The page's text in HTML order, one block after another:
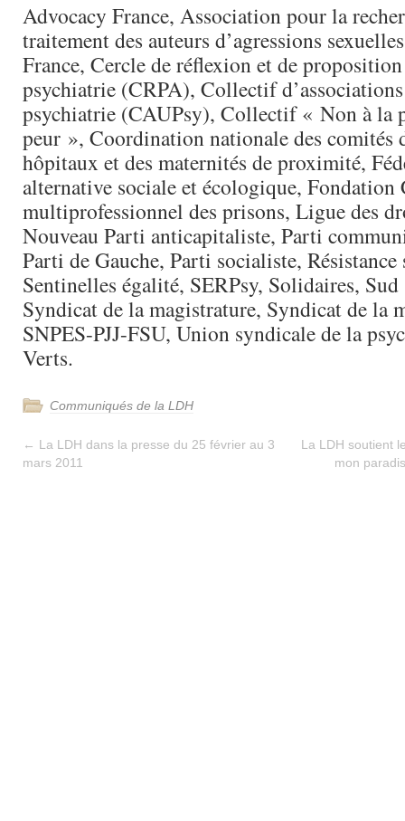
Advocacy France, Association pour la
traitement des auteurs d’agressions
France, Cercle de réflexion et de
psychiatrie (CRPA), Collectif d’associations
psychiatrie (CAUPsy), Collectif « Non à la
peur », Coordination nationale des comités
hôpitaux et des maternités de proximité,
alternative sociale et écologique, Fondation
multiprofessionnel des prisons, Ligue des
Nouveau Parti anticapitaliste, Parti
Parti de Gauche, Parti socialiste, Résistance
Sentinelles égalité, SERPsy, Solidaires, Sud
Syndicat de la magistrature, Syndicat de la
SNPES-PJJ-FSU, Union syndicale de la
Verts.
Communiqués de la LDH
← La LDH dans la presse du 25 février au 3
mars 2011
La LDH soutient
mon